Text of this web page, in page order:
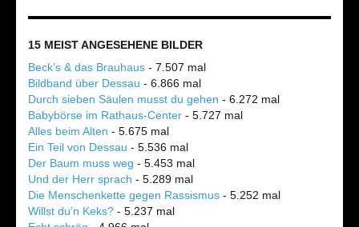
15 MEIST ANGESEHENE BILDER
Beck’s & das Brauhaus - 7.507 mal
Bildband über Dessau - 6.866 mal
Durch sieben Säulen musst du gehen - 6.272 mal
Babybörse im Rathaus-Center - 5.727 mal
Alles beim Alten - 5.675 mal
Ein Teil von Dessau - 5.536 mal
Der Baum muss weg - 5.453 mal
Und der Herr sprach - 5.289 mal
Die Menschenkette gegen Rassismus - 5.252 mal
Willst du’n Keks? - 5.237 mal